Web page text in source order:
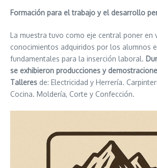
Formación para el trabajo y el desarrollo
La muestra tuvo como eje central poner en
conocimientos adquiridos por los alumnos
fundamentales para la inserción laboral.
se exhibieron producciones y
Talleres de: Electricidad y Herrería.
Cocina. Moldería, Corte y Confección.